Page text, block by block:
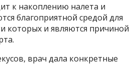
к накоплению налета и
благоприятной средой для
которых и являются причиной
врач дала конкретные